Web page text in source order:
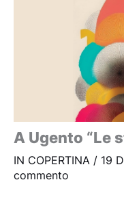
A Ugento “Le
IN COPERTINA / 19
commento